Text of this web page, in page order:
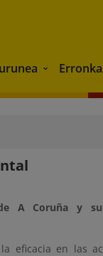
Ingurunea
A Coruña y
eficacia en las